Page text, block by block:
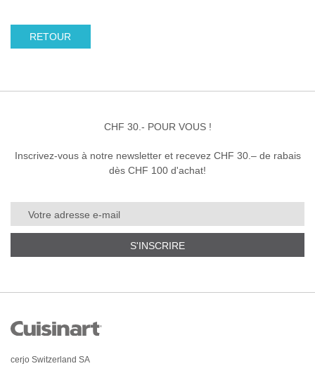
RETOUR
CHF 30.- POUR VOUS !
Inscrivez-vous à notre newsletter et recevez CHF 30.– de rabais
dès CHF 100 d'achat!
S'INSCRIRE
cerjo Switzerland SA